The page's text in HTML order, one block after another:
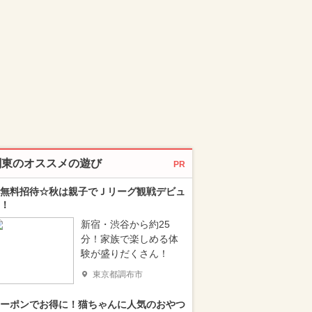
のオススメの遊び PR
料招待☆秋は親子でＪリーグ観戦デビュ
新宿・渋谷から約25
分！家族で楽しめる体
験が盛りだくさん！
東京都調布市
ポンでお得に！猫ちゃんに人気のおやつ